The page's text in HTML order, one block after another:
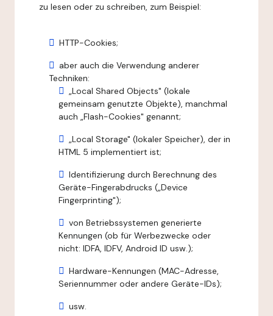
zu lesen oder zu schreiben, zum Beispiel:
HTTP-Cookies;
aber auch die Verwendung anderer
Techniken:
„Local Shared Objects" (lokale
gemeinsam genutzte Objekte), manchmal
auch „Flash-Cookies" genannt;
„Local Storage" (lokaler Speicher), der in
HTML 5 implementiert ist;
Identifizierung durch Berechnung des
Geräte-Fingerabdrucks („Device
Fingerprinting");
von Betriebssystemen generierte
Kennungen (ob für Werbezwecke oder
nicht: IDFA, IDFV, Android ID usw.);
Hardware-Kennungen (MAC-Adresse,
Seriennummer oder andere Geräte-IDs);
usw.